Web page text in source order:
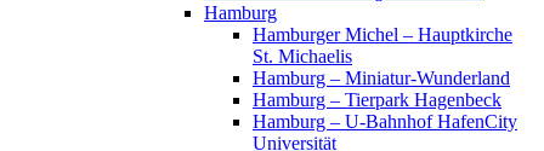
Hamburg
Hamburger Michel – Hauptkirche
St. Michaelis
Hamburg – Miniatur-Wunderland
Hamburg – Tierpark Hagenbeck
Hamburg – U-Bahnhof HafenCity
Universität